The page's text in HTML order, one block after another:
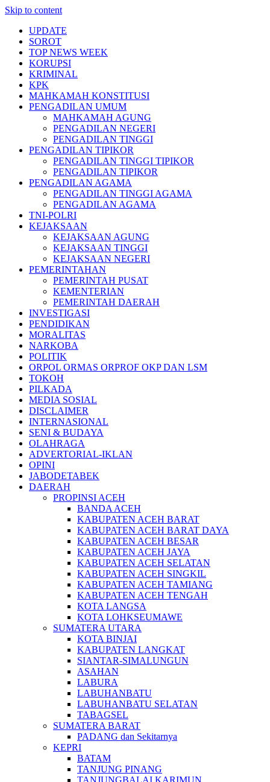
Skip to content
UPDATE
SOROT
TOP NEWS WEEK
KORUPSI
KRIMINAL
KPK
MAHKAMAH KONSTITUSI
PENGADILAN UMUM
MAHKAMAH AGUNG
PENGADILAN NEGERI
PENGADILAN TINGGI
PENGADILAN TIPIKOR
PENGADILAN TINGGI TIPIKOR
PENGADILAN TIPIKOR
PENGADILAN AGAMA
PENGADILAN TINGGI AGAMA
PENGADILAN AGAMA
TNI-POLRI
KEJAKSAAN
KEJAKSAAN AGUNG
KEJAKSAAN TINGGI
KEJAKSAAN NEGERI
PEMERINTAHAN
PEMERINTAH PUSAT
KEMENTERIAN
PEMERINTAH DAERAH
INVESTIGASI
PENDIDIKAN
MORALITAS
NARKOBA
POLITIK
ORPOL ORMAS ORPROF OKP DAN LSM
TOKOH
PILKADA
MEDIA SOSIAL
DISCLAIMER
INTERNASIONAL
SENI & BUDAYA
OLAHRAGA
ADVERTORIAL-IKLAN
OPINI
JABODETABEK
DAERAH
PROPINSI ACEH
BANDA ACEH
KABUPATEN ACEH BARAT
KABUPATEN ACEH BARAT DAYA
KABUPATEN ACEH BESAR
KABUPATEN ACEH JAYA
KABUPATEN ACEH SELATAN
KABUPATEN ACEH SINGKIL
KABUPATEN ACEH TAMIANG
KABUPATEN ACEH TENGAH
KOTA LANGSA
KOTA LOHKSEUMAWE
SUMATERA UTARA
KOTA BINJAI
KABUPATEN LANGKAT
SIANTAR-SIMALUNGUN
ASAHAN
LABURA
LABUHANBATU
LABUHANBATU SELATAN
TABAGSEL
SUMATERA BARAT
PADANG dan Sekitarnya
KEPRI
BATAM
TANJUNG PINANG
TANJUNGBALAI KARIMUN